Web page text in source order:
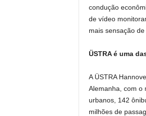
condução
de vídeo
mais sensação
ÜSTRA é uma
A ÜSTRA
Alemanha, com o
urbanos, 142
milhões de